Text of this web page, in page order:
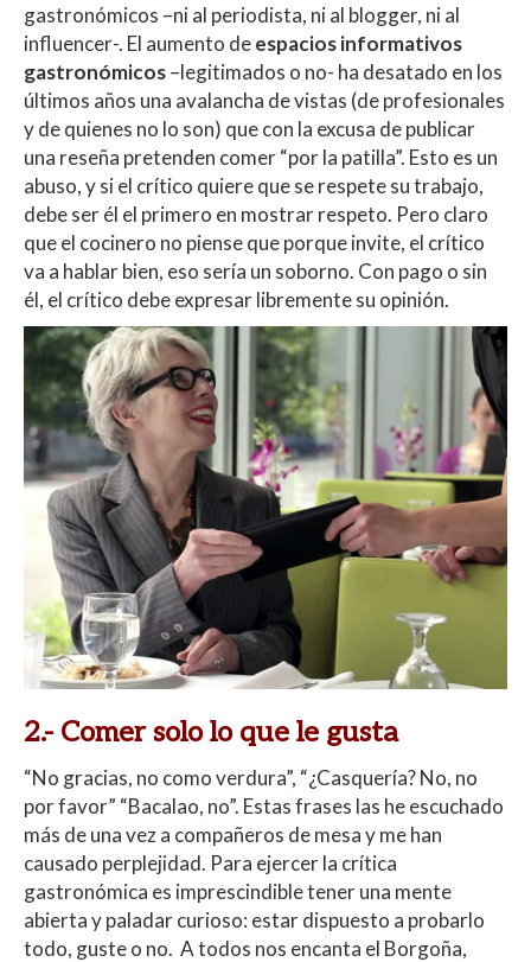
gastronómicos –ni al periodista, ni al blogger, ni al
influencer-. El aumento deespacios informativos
gastronómicos–legitimados o no- ha desatado en los
últimos años una avalancha de vistas (de profesionales
y de quienes no lo son) que con la excusa de publicar
una reseña pretenden comer “por la patilla”. Esto es un
abuso, y si el crítico quiere que se respete su trabajo,
debe ser él el primero en mostrar respeto. Pero claro
que el cocinero no piense que porque invite, el crítico
va a hablar bien, eso sería un soborno. Con pago o sin
él, el crítico debe expresar libremente su opinión.
2.- Comer solo lo que le gusta
“No gracias, no como verdura”, “¿Casquería? No, no
por favor” “Bacalao, no”. Estas frases las he escuchado
más de una vez a compañeros de mesa y me han
causado perplejidad. Para ejercer la crítica
gastronómica es imprescindible tener una mente
abierta y paladar curioso: estar dispuesto a probarlo
todo, guste o no. A todos nos encanta el Borgoña,